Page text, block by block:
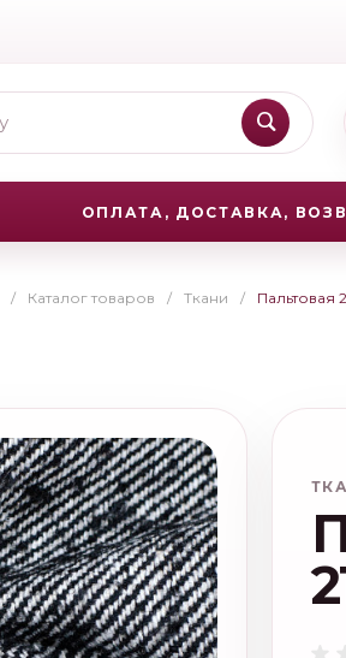
ОПЛАТА, ДОСТАВКА,
/ Каталог товаров / Ткани / Пальтовая